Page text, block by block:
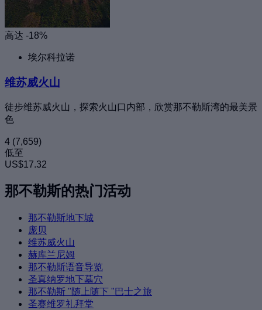
高达 -18%
埃尔科拉诺
维苏威火山
徒步维苏威火山，探索火山口内部，欣赏那不勒斯湾的最美景
色
4 (7,659)
低至
US$17.32
那不勒斯的热门活动
那不勒斯地下城
庞贝
维苏威火山
赫库兰尼姆
那不勒斯语音导览
圣真纳罗地下墓穴
那不勒斯 "随上随下 "巴士之旅
圣赛维罗礼拜堂